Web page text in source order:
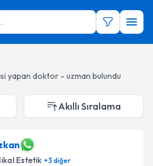
yapan doktor - uzman bulundu
Akıllı Sıralama
Estetik +3 diğer